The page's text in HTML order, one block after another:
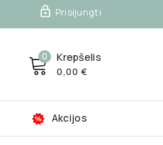
 Prisijungti
0 Krepšelis
0,00 €
Akcijos